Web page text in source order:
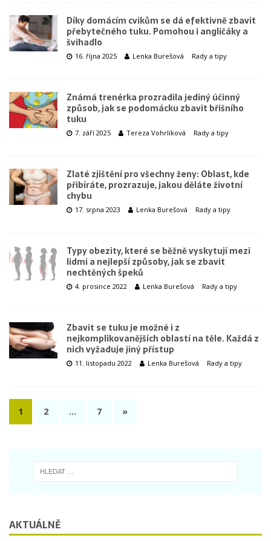
Díky domácím cvikům se dá efektivně zbavit
přebytečného tuku. Pomohou i angličáky a
švihadlo
16. října 2025 Lenka Burešová Rady a tipy
Známá trenérka prozradila jediný účinný
způsob, jak se podomácku zbavit břišního
tuku
7. září 2025 Tereza Vohrlíková Rady a tipy
Zlaté zjištění pro všechny ženy: Oblast, kde
přibíráte, prozrazuje, jakou děláte životní
chybu
17. srpna 2023 Lenka Burešová Rady a tipy
Typy obezity, které se běžně vyskytují mezi
lidmi a nejlepší způsoby, jak se zbavit
nechtěných špeků
4. prosince 2022 Lenka Burešová Rady a tipy
Zbavit se tuku je možné i z
nejkomplikovanějších oblastí na těle. Každá z
nich vyžaduje jiný přístup
11. listopadu 2022 Lenka Burešová Rady a tipy
1 2 … 7 »
AKTUÁLNĚ